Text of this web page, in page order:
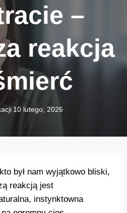
–
reakcja
10 lutego, 2026
był nam wyjątkowo bliski,
reakcją jest
instynktowna